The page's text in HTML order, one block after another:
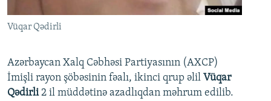
Vüqar Qədirli
Azərbaycan Xalq Cəbhəsi Partiyasının (AXCP)
İmişli rayon şöbəsinin fəalı, ikinci qrup əlil Vüqar
Qədirli2 il müddətinə azadlıqdan məhrum edilib.